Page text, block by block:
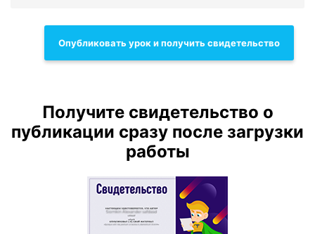
Опубликовать урок и получить свидетельство
Получите свидетельство о
публикации сразу после загрузки
работы